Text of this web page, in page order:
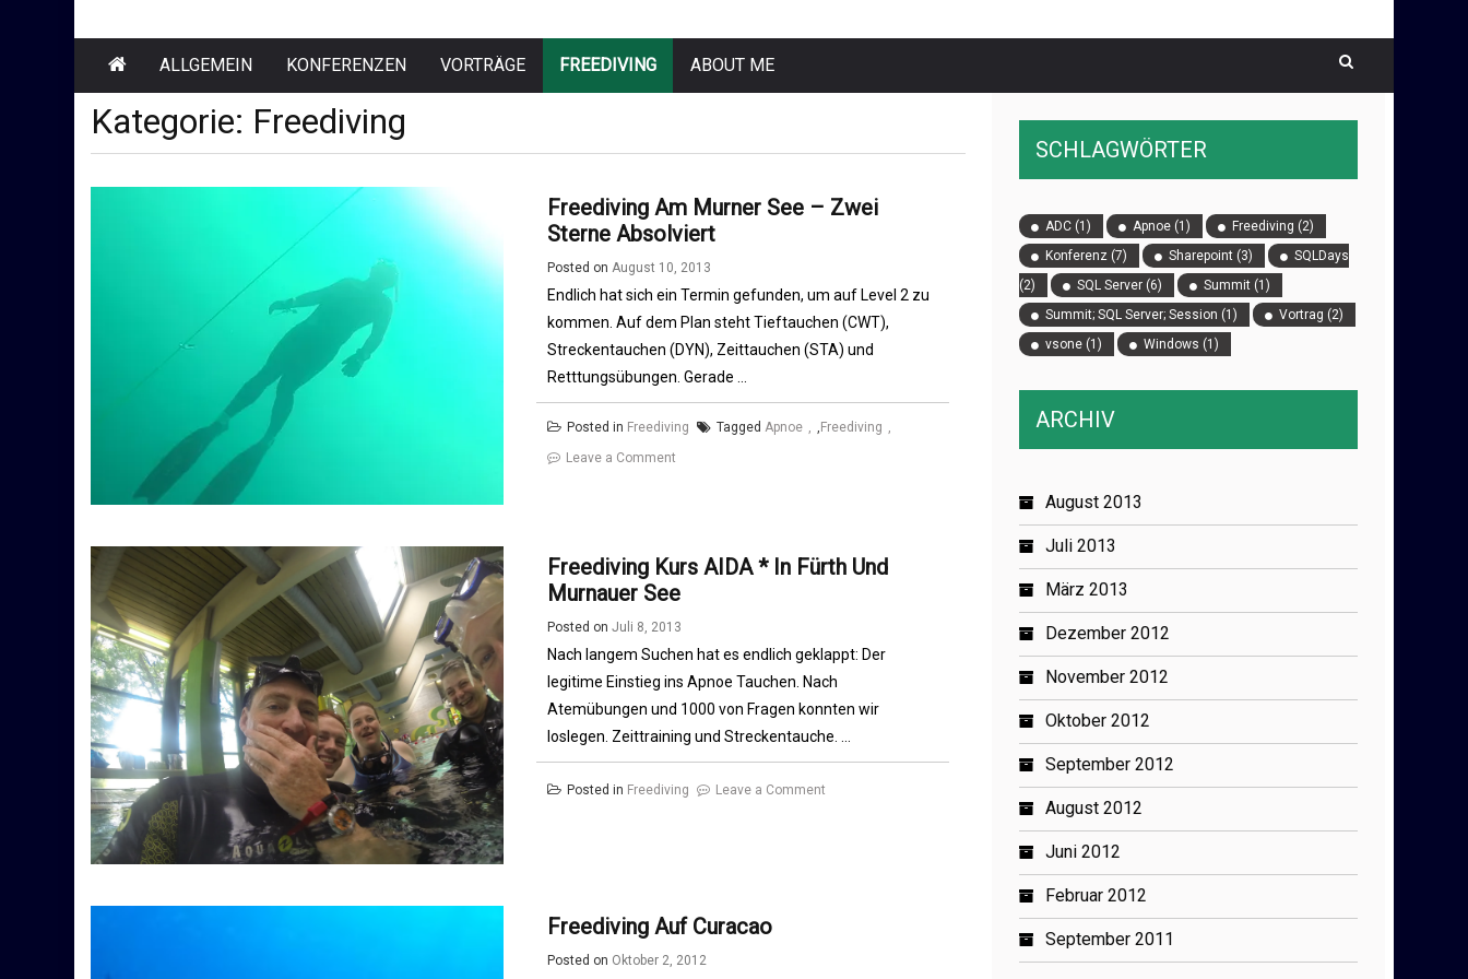
ALLGEMEIN KONFERENZEN VORTRÄGE FREEDIVING ABOUT ME
Kategorie: Freediving
Freediving Am Murner See – Zwei
Sterne Absolviert
Posted on August 10, 2013
Endlich hat sich ein Termin gefunden, um auf Level 2 zu
kommen. Auf dem Plan steht Tieftauchen (CWT),
Streckentauchen (DYN), Zeittauchen (STA) und
Retttungsübungen. Gerade ...
Posted in Freediving Tagged Apnoe
Freediving
Leave a Comment
See
–
Zwei
Sterne
absolviert
Freediving Kurs AIDA * In Fürth Und
Murnauer See
Posted on Juli 8, 2013
Nach langem Suchen hat es endlich geklappt: Der
legitime Einstieg ins Apnoe Tauchen. Nach
Atemübungen und 1000 von Fragen konnten wir
loslegen. Zeittraining und Streckentauche. ...
Posted in Freediving Leave a Comment
Freediving Auf Curacao
Posted on Oktober 2, 2012
SCHLAGWÖRTER
ADC (1) Apnoe (1) Freediving (2)
Konferenz (7) Sharepoint (3)
SQLDays
(2)
SQL Server (6) Summit (1)
Summit; SQL Server; Session (1) Vortrag (2)
vsone (1) Windows (1)
ARCHIV
August 2013
Juli 2013
März 2013
Dezember 2012
November 2012
Oktober 2012
September 2012
August 2012
Juni 2012
Februar 2012
September 2011